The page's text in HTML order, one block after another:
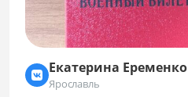
Екатерина Еременко
Ярославль